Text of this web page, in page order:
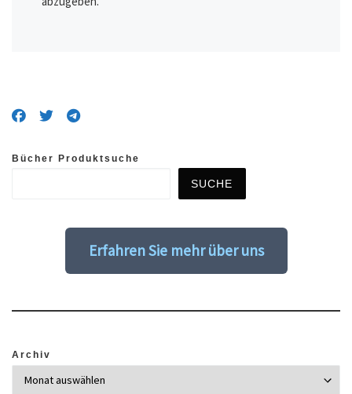
Bücher Produktsuche
SUCHE
Erfahren Sie mehr über uns
Archiv